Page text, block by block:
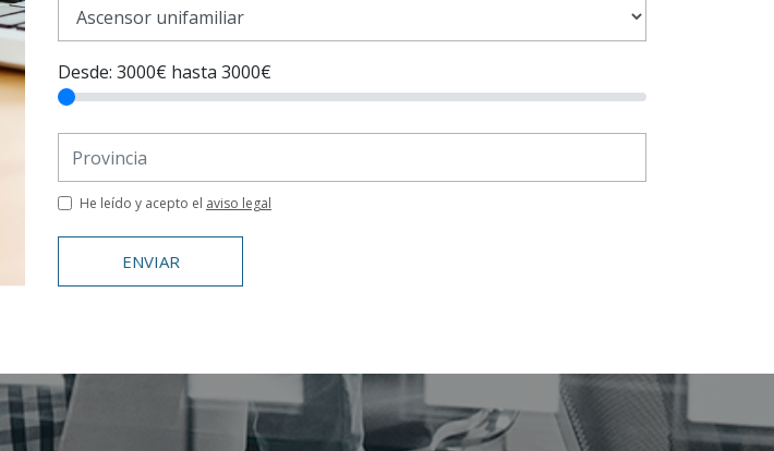
Desde: 3000€ hasta 3000€
He leído y acepto el aviso legal
ENVIAR